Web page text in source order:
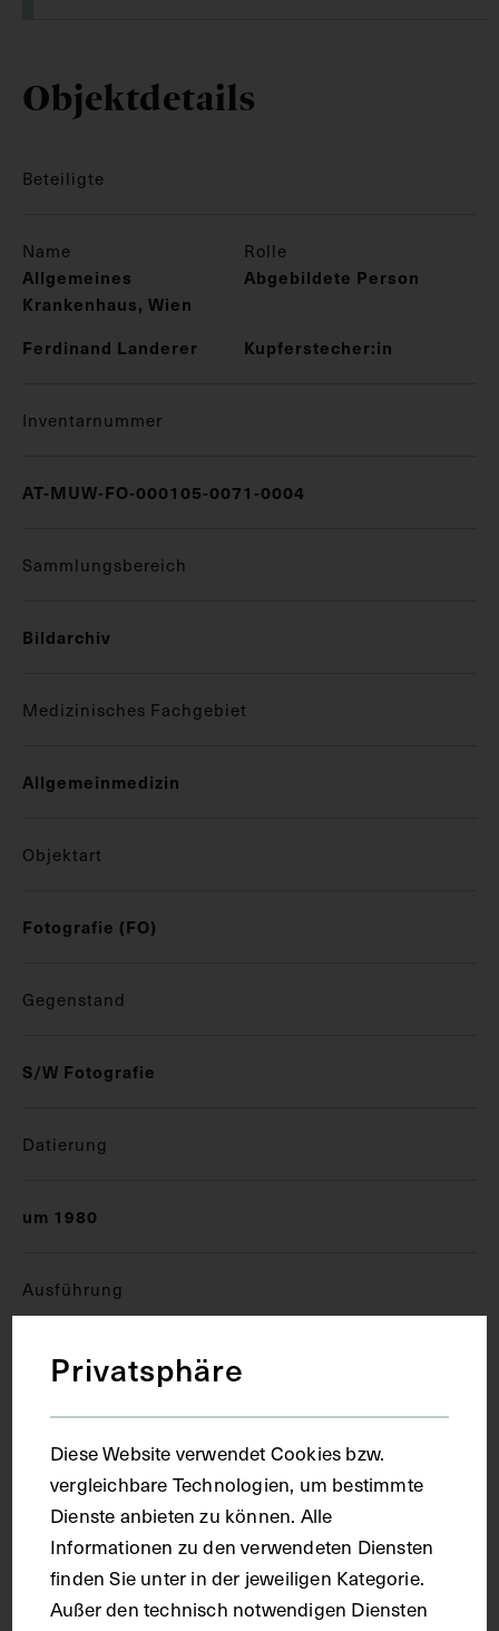
Objektdetails
Beteiligte
Name Rolle
Allgemeines
Krankenhaus, Wien
Abgebildete Person
Ferdinand Landerer Kupferstecher:in
Inventarnummer
AT-MUW-FO-000105-0071-0004
Sammlungsbereich
Bildarchiv
Medizinisches Fachgebiet
Allgemeinmedizin
Objektart
Fotografie (FO)
Gegenstand
S/W Fotografie
Datierung
um 1980
Ausführung
Kopie
Wien
Material
Privatsphäre
Diese Website verwendet Cookies bzw.
vergleichbare Technologien, um bestimmte
Dienste anbieten zu können. Alle
Informationen zu den verwendeten Diensten
finden Sie unter in der jeweiligen Kategorie.
Außer den technisch notwendigen Diensten